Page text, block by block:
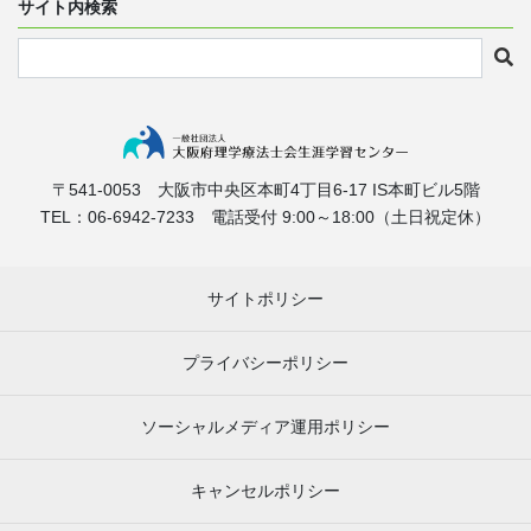
サイト内検索
〒541-0053 大阪市中央区本町4丁目6-17 IS本町ビル5階
TEL：06-6942-7233 電話受付 9:00～18:00（土日祝定休）
サイトポリシー
プライバシーポリシー
ソーシャルメディア運用ポリシー
キャンセルポリシー